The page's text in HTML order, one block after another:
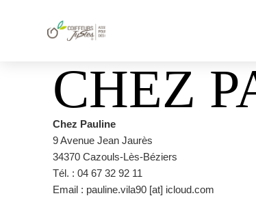
CHEZ
Chez Pauline
9 Avenue Jean Jaurès
34370 Cazouls-Lès-Béziers
Tél. : 04 67 32 92 11
Email : pauline.vila90 [at] icloud.com